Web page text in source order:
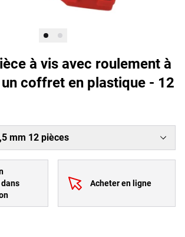
à vis avec roulement à
coffret en plastique - 12
mm 12 pièces
Acheter en ligne